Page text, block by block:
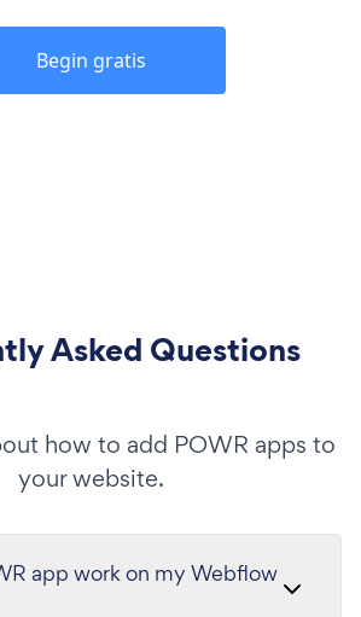
Begin gratis
Asked Questions
how to add POWR apps to
your website.
app work on my Webflow